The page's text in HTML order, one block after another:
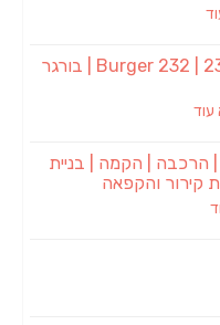
בורגר באשכול | בורגר 232 | Burger 232 | בורגר
עוד
| הרכבה | הקמה | בניית
קירור והקפאה